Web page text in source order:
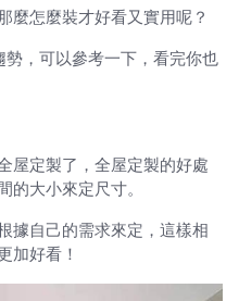
麼怎麼裝才好看又實用呢？
，可以參考一下，看完你也
屋定製了，全屋定製的好處
的大小來定尺寸。
據自己的需求來定，這樣相
加好看！